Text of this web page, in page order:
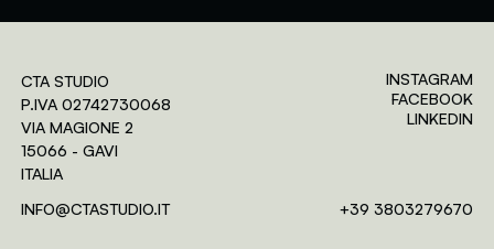
CTA STUDIO
P.IVA 02742730068
VIA MAGIONE 2
15066 - GAVI
ITALIA
INFO@CTASTUDIO.IT
INSTAGRAM
FACEBOOK
LINKEDIN
+39 3803279670
Area riservata ai clienti